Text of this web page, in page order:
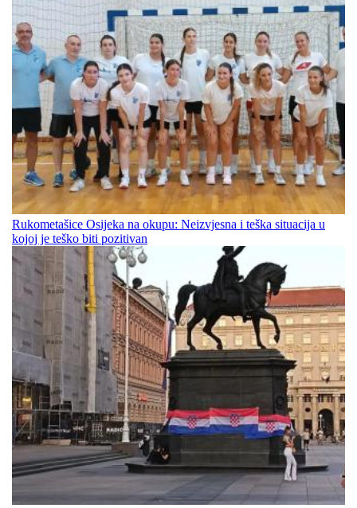
Rukometašice Osijeka na okupu: Neizvjesna i teška situacija u
kojoj je teško biti pozitivan